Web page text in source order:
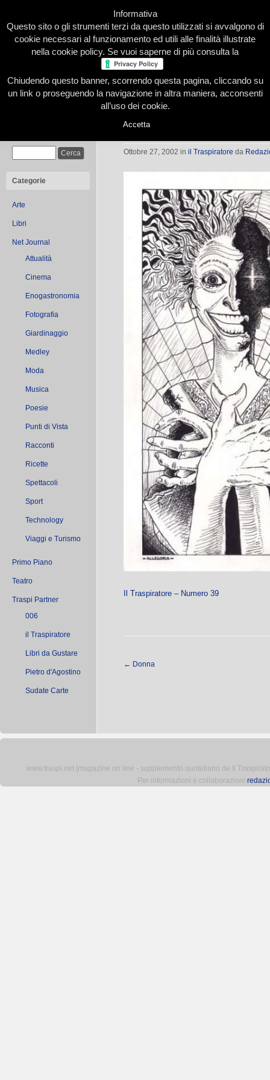
Home Presentazione Redazione Le nostre firme
Categorie
Arte
Libri
Net Journal
Attualità
Cinema
Enogastronomia
Fotografia
Giardinaggio
Medley
Moda
Musica
Poesie
Punti di Vista
Racconti
Ricette
Spettacoli
Sport
Technology
Viaggi e Turismo
Primo Piano
Teatro
Traspi Partner
006
il Traspiratore
Libri da Gustare
Pietro d'Agostino
Sudate Carte
Allegoria
Ottobre 27, 2002 in il Traspiratore da
Il Traspiratore – Numero 39
← Donna
www.traspi.net [magazine on line - supplemento quotidiano de Il
Per informazioni e collaborazioni
Informativa
Questo sito o gli strumenti terzi da questo utilizzati si avvalgono di
cookie necessari al funzionamento ed utili alle finalità illustrate
nella cookie policy. Se vuoi saperne di più consulta la
Chiudendo questo banner, scorrendo questa pagina, cliccando su
un link o proseguendo la navigazione in altra maniera, acconsenti
all’uso dei cookie.
Accetta